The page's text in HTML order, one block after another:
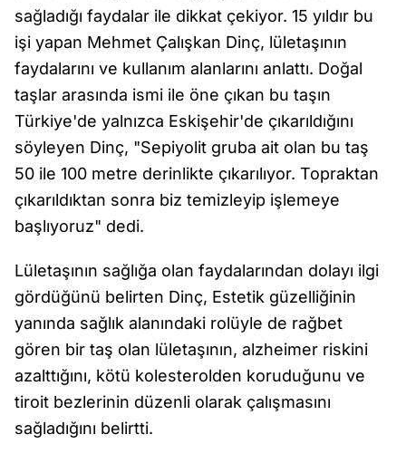
sağladığı faydalar ile dikkat çekiyor. 15 yıldır bu
işi yapan Mehmet Çalışkan Dinç, lületaşının
faydalarını ve kullanım alanlarını anlattı. Doğal
taşlar arasında ismi ile öne çıkan bu taşın
Türkiye'de yalnızca Eskişehir'de çıkarıldığını
söyleyen Dinç, "Sepiyolit gruba ait olan bu taş
50 ile 100 metre derinlikte çıkarılıyor. Topraktan
çıkarıldıktan sonra biz temizleyip işlemeye
başlıyoruz" dedi.
Lületaşının sağlığa olan faydalarından dolayı ilgi
gördüğünü belirten Dinç, Estetik güzelliğinin
yanında sağlık alanındaki rolüyle de rağbet
gören bir taş olan lületaşının, alzheimer riskini
azalttığını, kötü kolesterolden koruduğunu ve
tiroit bezlerinin düzenli olarak çalışmasını
sağladığını belirtti.